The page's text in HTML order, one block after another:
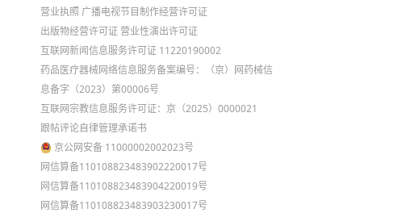
营业执照 广播电视节目制作经营许可证
出版物经营许可证 营业性演出许可证
互联网新闻信息服务许可证 11220190002
药品医疗器械网络信息服务备案编号：（京）网药械信
息备字（2023）第00006号
互联网宗教信息服务许可证：京（2025）0000021
跟帖评论自律管理承诺书
京公网安备 11000002002023号
网信算备110108823483902220017号
网信算备110108823483904220019号
网信算备110108823483903230017号